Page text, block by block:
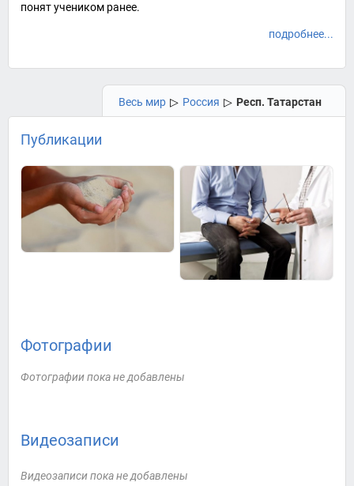
понят учеником ранее.
подробнее...
Весь мир ▷ Россия ▷ Респ. Татарстан
Публикации
Фотографии
Фотографии пока не добавлены
Видеозаписи
Видеозаписи пока не добавлены